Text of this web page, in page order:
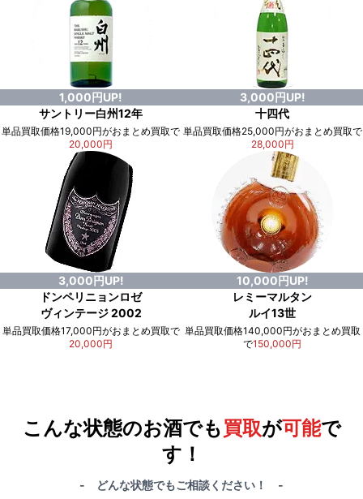
1,000円UP!
サントリー白州12年
単品買取価格19,000円がおまとめ買取で
20,000円
3,000円UP!
十四代
単品買取価格25,000円がおまとめ買取で
28,000円
3,000円UP!
ドンペリニョンロゼ
ヴィンテージ 2002
単品買取価格17,000円がおまとめ買取で
20,000円
10,000円UP!
レミーマルタン
ルイ13世
単品買取価格140,000円がおまとめ買取
で150,000円
こんな状態のお酒でも買取が可能で
す！
- どんな状態でもご相談ください！ -